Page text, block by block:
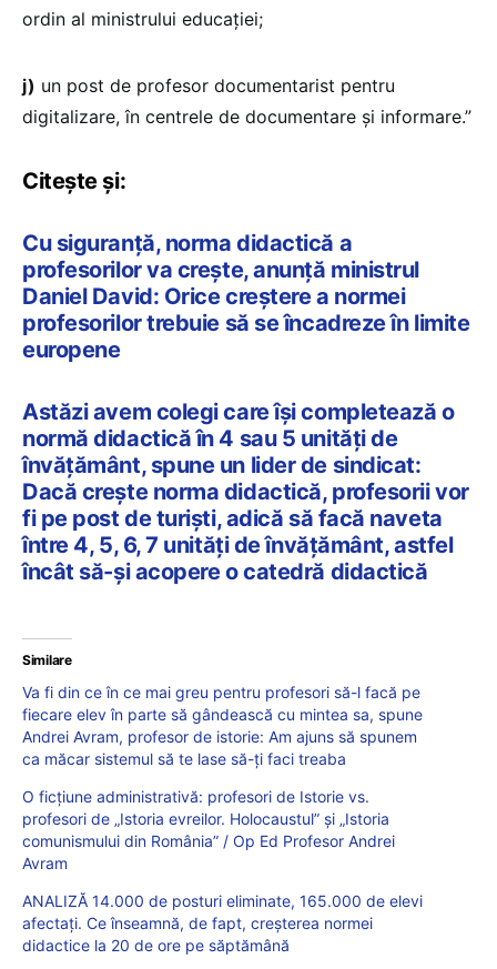
ordin al ministrului educației;
j) un post de profesor documentarist pentru
digitalizare, în centrele de documentare și informare.”
Citește și:
Cu siguranță, norma didactică a
profesorilor va crește, anunță ministrul
Daniel David: Orice creștere a normei
profesorilor trebuie să se încadreze în limite
europene
Astăzi avem colegi care își completează o
normă didactică în 4 sau 5 unități de
învățământ, spune un lider de sindicat:
Dacă crește norma didactică, profesorii vor
fi pe post de turiști, adică să facă naveta
între 4, 5, 6, 7 unități de învățământ, astfel
încât să-și acopere o catedră didactică
Similare
Va fi din ce în ce mai greu pentru profesori să-l facă pe
fiecare elev în parte să gândească cu mintea sa, spune
Andrei Avram, profesor de istorie: Am ajuns să spunem
ca măcar sistemul să te lase să-ți faci treaba
O ficțiune administrativă: profesori de Istorie vs.
profesori de „Istoria evreilor. Holocaustul” și „Istoria
comunismului din România” / Op Ed Profesor Andrei
Avram
ANALIZĂ 14.000 de posturi eliminate, 165.000 de elevi
afectați. Ce înseamnă, de fapt, creșterea normei
didactice la 20 de ore pe săptămână